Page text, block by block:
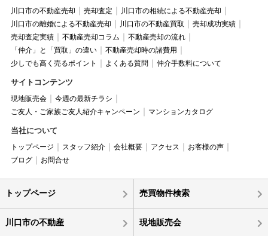
川口市の不動産売却 売却査定
川口市の相続による不動産売却
川口市の離婚による不動産売却
川口市の不動産買取
売却成功実績
売却査定実績
不動産売却コラム
不動産売却の流れ
「仲介」と「買取」の違い
不動産売却時の諸費用
少しでも高く売るポイント
よくある質問 仲介手数料について
サイトコンテンツ
現地販売会
今週の最新チラシ
ご友人・ご家族ご友人紹介キャンペーン
マンションカタログ
当社について
トップページ スタッフ紹介 会社概要 アクセス
お客様の声
ブログ
お問合せ
トップページ 売買物件検索
川口市の不動産 現地販売会